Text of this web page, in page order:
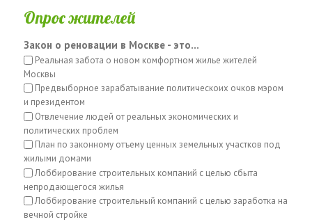
Опрос жителей
Закон о реновации в Москве - это...
Реальная забота о новом комфортном жилье жителей
Москвы
Предвыборное зарабатывание политическоих очков мэром
и президентом
Отвлечение людей от реальных экономических и
политических проблем
План по законному отъему ценных земельных участков под
жилыми домами
Лоббирование строительных компаний с целью сбыта
непродающегося жилья
Лоббирование строительный компаний с целью заработка на
вечной стройке